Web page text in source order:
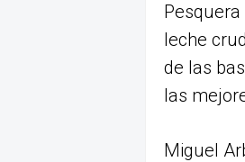
leche
de las
las
Miguel